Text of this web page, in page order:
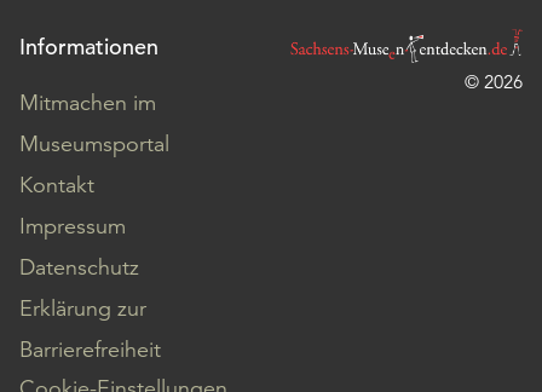
Informationen
Mitmachen im
Museumsportal
Kontakt
Impressum
Datenschutz
Erklärung zur
Barrierefreiheit
© 2026